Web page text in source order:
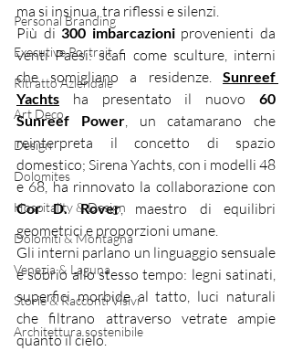
Personal Branding
Executive Portrait
Ritratto Aziendale
Art Deco
Design
Dolomites
Hospitality & Design
Dolomiti & Montagna
Venezia & Laguna
Storie & Racconti Visivi
Architettura sostenibile
ma si insinua, tra riflessi e silenzi.
Più di 300 imbarcazioni provenienti da
venti Paesi: scafi come sculture, interni
che somigliano a residenze. Sunreef
Yachts ha presentato il nuovo 60
Sunreef Power, un catamarano che
reinterpreta il concetto di spazio
domestico; Sirena Yachts, con i modelli 48
Cor D. Rover, maestro di equilibri
geometrici e proporzioni umane.
Gli interni parlano un linguaggio sensuale
e sobrio allo stesso tempo: legni satinati,
superfici morbide al tatto, luci naturali
che filtrano attraverso vetrate ampie
quanto il cielo.